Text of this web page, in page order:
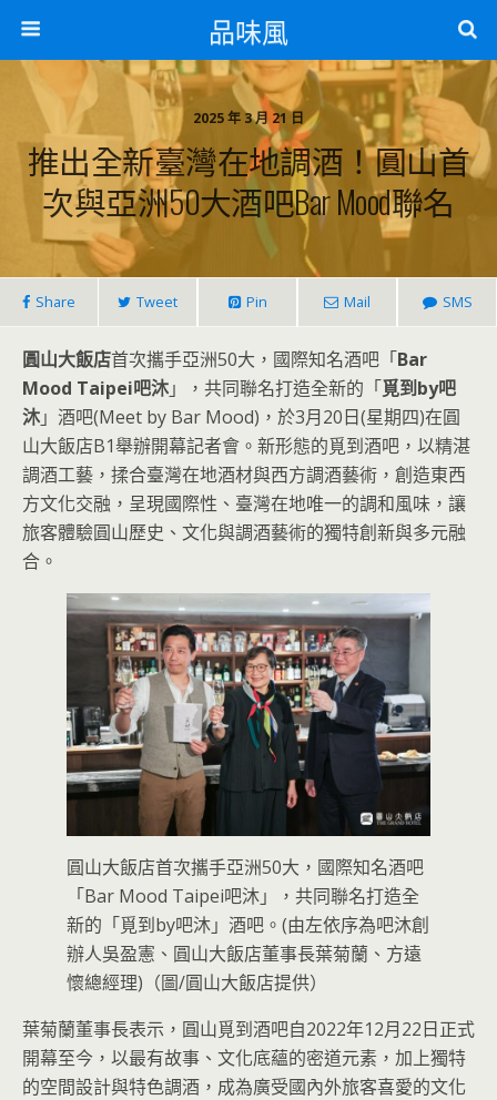
品味風
2025 年 3 月 21 日
推出全新臺灣在地調酒！圓山首
次與亞洲50大酒吧Bar Mood聯名
Share Tweet Pin Mail SMS
圓山大飯店首次攜手亞洲50大，國際知名酒吧「Bar
Mood Taipei吧沐」，共同聯名打造全新的「覓到by吧
沐」酒吧(Meet by Bar Mood)，於3月20日(星期四)在圓
山大飯店B1舉辦開幕記者會。新形態的覓到酒吧，以精湛
調酒工藝，揉合臺灣在地酒材與西方調酒藝術，創造東西
方文化交融，呈現國際性、臺灣在地唯一的調和風味，讓
旅客體驗圓山歷史、文化與調酒藝術的獨特創新與多元融
合。
圓山大飯店首次攜手亞洲50大，國際知名酒吧
「Bar Mood Taipei吧沐」，共同聯名打造全
新的「覓到by吧沐」酒吧。(由左依序為吧沐創
辦人吳盈憲、圓山大飯店董事長葉菊蘭、方遠
懷總經理)（圖/圓山大飯店提供）
葉菊蘭董事長表示，圓山覓到酒吧自2022年12月22日正式
開幕至今，以最有故事、文化底蘊的密道元素，加上獨特
的空間設計與特色調酒，成為廣受國內外旅客喜愛的文化